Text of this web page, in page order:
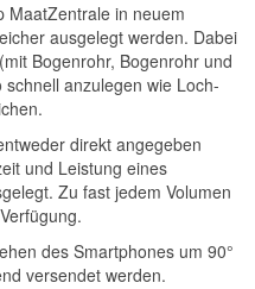
MaatZentrale in neuem
ausgelegt werden. Dabei
Bogenrohr, Bogenrohr und
anzulegen wie Loch-
direkt angegeben
und Leistung eines
Zu fast jedem Volumen
des Smartphones um 90°
versendet werden.